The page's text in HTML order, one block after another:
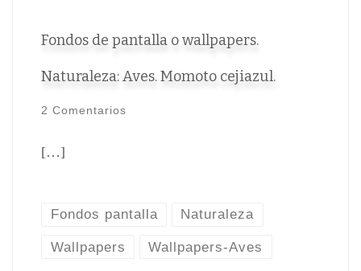
Fondos de pantalla o wallpapers.
Naturaleza: Aves. Momoto cejiazul.
2 Comentarios
[…]
Fondos pantalla Naturaleza
Wallpapers Wallpapers-Aves